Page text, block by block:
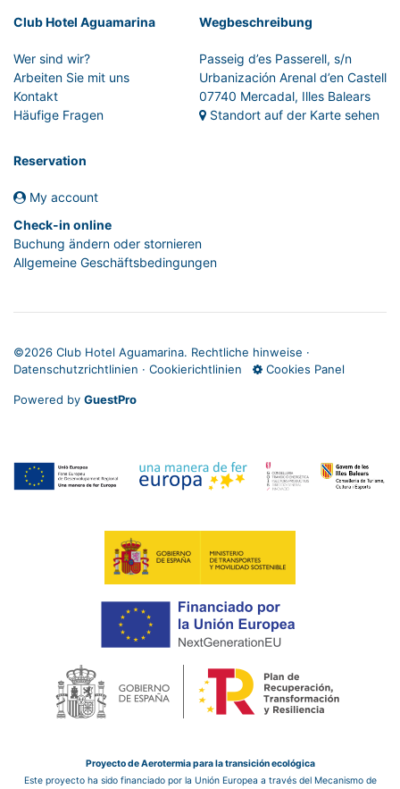
Club Hotel Aguamarina
Wer sind wir?
Arbeiten Sie mit uns
Kontakt
Häufige Fragen
Wegbeschreibung
Passeig d’es Passerell, s/n
Urbanización Arenal d’en Castell
07740 Mercadal, Illes Balears
Standort auf der Karte sehen
Reservation
My account
Check-in online
Buchung ändern oder stornieren
Allgemeine Geschäftsbedingungen
©2026 Club Hotel Aguamarina. Rechtliche hinweise ·
Datenschutzrichtlinien · Cookierichtlinien Cookies Panel
Powered by GuestPro
Proyecto de Aerotermia para la transición ecológica
Este proyecto ha sido financiado por la Unión Europea a través del Mecanismo de